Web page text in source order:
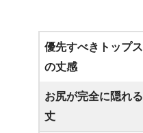
優先すべきトップス
の丈感
お尻が完全に隠れる
丈